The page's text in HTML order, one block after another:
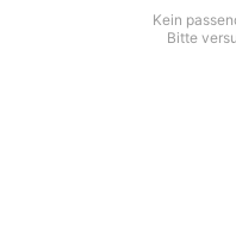
Kein
Bitte